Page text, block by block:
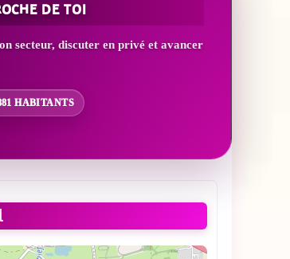
DE TOI
secteur, discuter en privé et avancer
HABITANTS